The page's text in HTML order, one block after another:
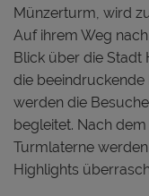
Münzerturm, wird
Auf ihrem Weg
Blick über die Stadt
die beeindruckende
werden die
begleitet. Nach
Turmlaterne
Highlights